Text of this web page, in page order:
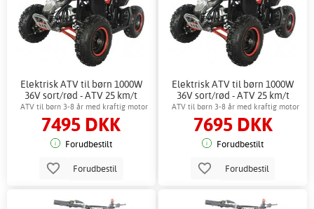
Elektrisk ATV til børn 1000W
36V sort/rød - ATV 25 km/t
skivebremse
ATV til børn 3-8 år med kraftig motor
7495 DKK
Forudbestilt
Forudbestil
Elektrisk ATV til børn 1000W
36V sort/rød - ATV 25 km/t
skivebremse + Låse kæde
ATV til børn 3-8 år med kraftig motor
7695 DKK
Forudbestilt
Forudbestil